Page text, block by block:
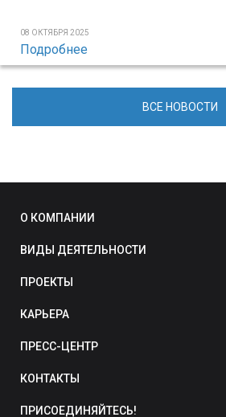
08 ОКТЯБРЯ 2025
Подробнее
ВСЕ НОВОСТИ
О КОМПАНИИ
ВИДЫ ДЕЯТЕЛЬНОСТИ
ПРОЕКТЫ
КАРЬЕРА
ПРЕСС-ЦЕНТР
КОНТАКТЫ
ПРИСОЕДИНЯЙТЕСЬ!